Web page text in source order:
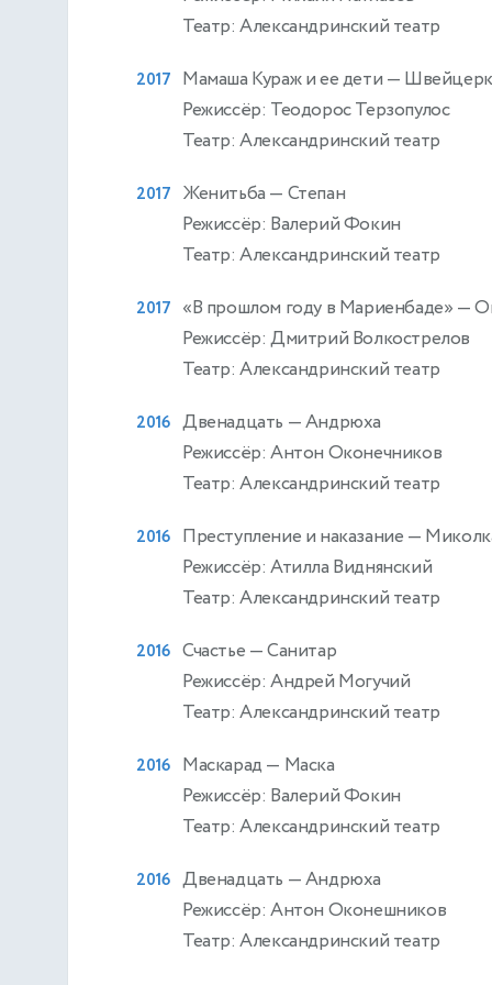
Театр: Александринский театр
2017 Мамаша Кураж и ее дети —
Режиссёр: Теодорос Терзопулос
Театр: Александринский театр
2017 Женитьба — Степан
Режиссёр: Валерий Фокин
Театр: Александринский театр
2017 «В прошлом году в Мариенбаде» —
Режиссёр: Дмитрий Волкострелов
Театр: Александринский театр
2016 Двенадцать — Андрюха
Режиссёр: Антон Оконечников
Театр: Александринский театр
2016 Преступление и наказание —
Режиссёр: Атилла Виднянский
Театр: Александринский театр
2016 Счастье — Санитар
Режиссёр: Андрей Могучий
Театр: Александринский театр
2016 Маскарад — Маска
Режиссёр: Валерий Фокин
Театр: Александринский театр
2016 Двенадцать — Андрюха
Режиссёр: Антон Оконешников
Театр: Александринский театр